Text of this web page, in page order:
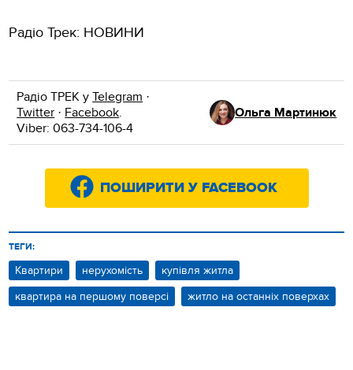
Радіо Трек: НОВИНИ
Радіо ТРЕК уTelegram ·
Twitter · Facebook.
Viber: 063-734-106-4
Ольга Мартинюк
ПОШИРИТИ У FACEBOOK
ТЕГИ:
Квартири нерухомість
купівля житла
квартира на першому поверсі
житло на останніх поверхах